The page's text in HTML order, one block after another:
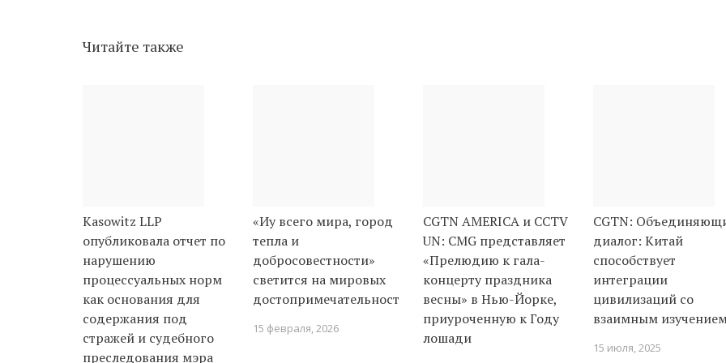
Читайте также
Kasowitz LLP
опубликовала отчет по
нарушению
процессуальных норм
как основания для
содержания под
стражей и судебного
преследования мэра
«Иу всего мира, город
тепла и
добросовестности»
светится на мировых
достопримечательностях
15 февраля, 2026
CGTN AMERICA и CCTV
UN: CMG представляет
«Прелюдию к гала-
концерту праздника
весны» в Нью-Йорке,
приуроченную к Году
лошади
CGTN:
диалог: Китай
способствует
интеграции
цивилизаций со
взаимным
15 июля, 2025